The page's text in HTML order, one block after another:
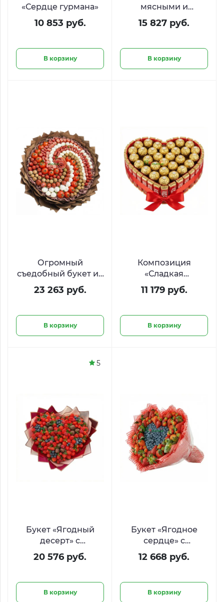
«Сердце гурмана»
10 853 руб.
В корзину
мясными и
сырными
деликатесами
15 827 руб.
В корзину
Огромный
съедобный букет из
деликатесов
«Средиземноморье»
23 263 руб.
В корзину
Композиция
«Сладкая
валентинка» с KitKat
и Ferrero в форме
11 179 руб.
В корзину
Букет «Ягодный
десерт» с
клубникой в
шоколаде,
малиной
20 576 руб.
В корзину
5
Букет «Ягодное
сердце» с
клубникой и
голубикой
12 668 руб.
В корзину